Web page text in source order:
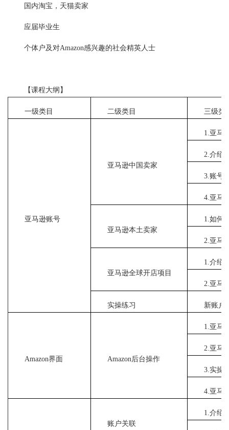
国内淘宝，天猫卖家
应届毕业生
个体户及对Amazon感兴趣的社会精英人士
【课程大纲】
一级类目 二级类目 三级类
亚马逊账号
亚马逊中国卖家
1.亚马
2.介绍
3.账号
4.亚马
亚马逊本土卖家
1.如何
2.亚马
亚马逊全球开店项目
1.介绍
2.亚马
实操练习 新账户
Amazon界面 Amazon后台操作
1.亚马
2.亚马
3.实操
4.亚马
账户关联
1.介绍